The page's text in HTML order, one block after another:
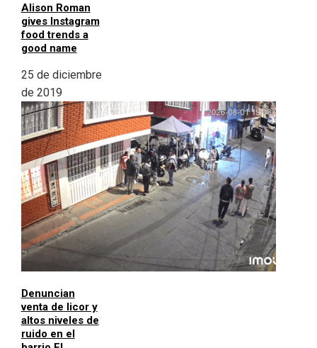
Alison Roman
gives Instagram
food trends a
good name
25 de diciembre
de 2019
Denuncian
venta de licor y
altos niveles de
ruido en el